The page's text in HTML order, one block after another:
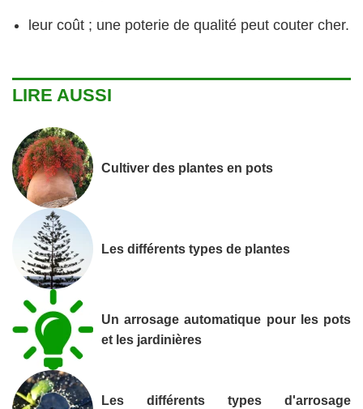
leur coût ; une poterie de qualité peut couter cher.
LIRE AUSSI
Cultiver des plantes en pots
Les différents types de plantes
Un arrosage automatique pour les pots
et les jardinières
Les différents types d'arrosage